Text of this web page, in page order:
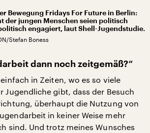
Bewegung Fridays For Future in Berlin:
der jungen Menschen seien politisch
engagiert, laut Shell-Jugendstudie.
Stefan Boness
dann noch zeitgemäß?“
in Zeiten, wo es so viele
Jugendliche gibt, dass der Besuch
überhaupt die Nutzung von
in keiner Weise mehr
sind. Und trotz meines Wunsches